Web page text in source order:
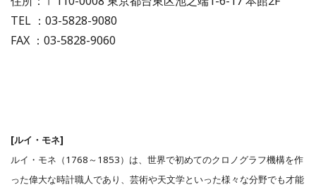
TEL ：03-5828-9080
FAX ：03-5828-9060
[ルイ・モネ]
ルイ・モネ（1768～1853）は、世界で初めてのクロノグラフ機構を作
った偉大な時計職人であり、芸術や天文学といった様々な分野でも才能